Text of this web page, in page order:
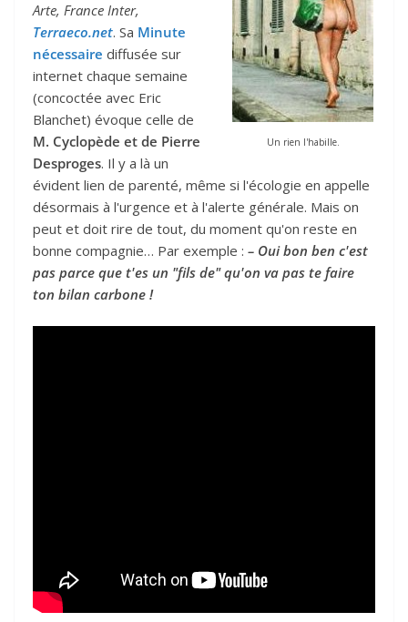
Un rien l'habille.
Arte, France Inter,
Terraeco.net. Sa Minute
nécessaire diffusée sur
internet chaque semaine
(concoctée avec Eric
Blanchet) évoque celle de
M. Cyclopède et de Pierre
Desproges. Il y a là un
évident lien de parenté, même si l'écologie en appelle
désormais à l'urgence et à l'alerte générale. Mais on
peut et doit rire de tout, du moment qu'on reste en
bonne compagnie… Par exemple : – Oui bon ben c'est
pas parce que t'es un "fils de" qu'on va pas te faire
ton bilan carbone !